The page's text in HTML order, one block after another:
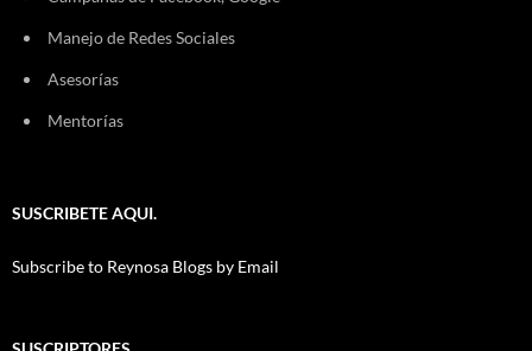
Manejo de Redes Sociales
Asesorías
Mentorías
SUSCRIBETE AQUI.
Subscribe to Reynosa Blogs by Email